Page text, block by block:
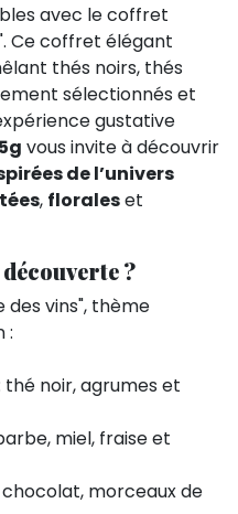
avec le coffret
Ce coffret élégant
thés noirs, thés
sélectionnés et
gustative
vous invite à découvrir
de l’univers
, floraleset
?
des vins", thème
:
thé noir, agrumes et
miel, fraise et
chocolat, morceaux de